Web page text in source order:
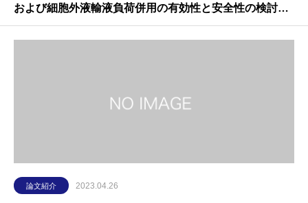
および細胞外液輸液負荷併用の有効性と安全性の検討～
RESOLUTION-PEP study～
論文紹介 2023.04.26